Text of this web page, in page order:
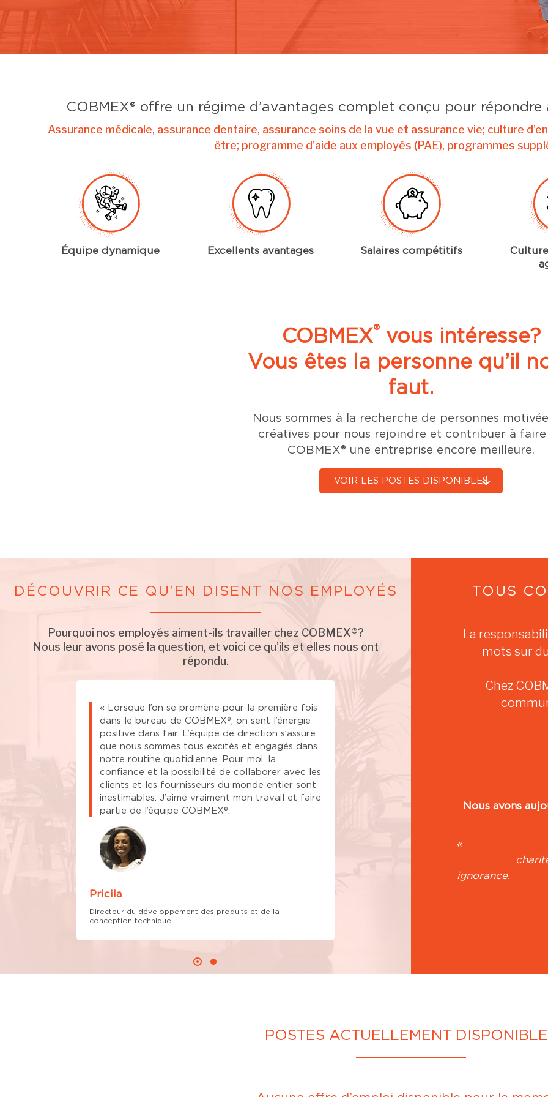
COBMEX® offre un régime d’avantages complet conçu pour
Assurance médicale, assurance dentaire, assurance soins de la vue et assurance vie; culture
être; programme d’aide aux employés (PAE), programmes
Équipe dynamique Excellents avantages Salaires compétitifs
COBMEX®vous intéresse?
Vous êtes la personne qu’il
faut.
Nous sommes à la recherche de personnes
créatives pour nous rejoindre et contribuer à
COBMEX® une entreprise encore meilleure.
VOIR LES POSTES DISPONIBLES
DÉCOUVRIR CE QU’EN DISENT NOS EMPLOYÉS
Pourquoi nos employés aiment-ils travailler chez COBMEX®?
Nous leur avons posé la question, et voici ce qu’ils et elles nous ont
répondu.
« Lorsque l’on se promène pour la première fois
dans le bureau de COBMEX®, on sent l’énergie
positive dans l’air. L’équipe de direction s’assure
que nous sommes tous excités et engagés dans
notre routine quotidienne. Pour moi, la
confiance et la possibilité de collaborer avec les
clients et les fournisseurs du monde entier sont
inestimables. J’aime vraiment mon travail et faire
partie de l’équipe COBMEX®.
Pricila
Directeur du développement des produits et de la
conception technique
«La première fois que je suis venu à
quelques éléments m’ont immédiatement
voir et ressentir dans tout le bureau.
direction et des autres employés, les
d’évolution sont illimitées et c’est ce qui
TOUS
La
mots sur
Chez
Nous avons
«
POSTES ACTUELLEMENT